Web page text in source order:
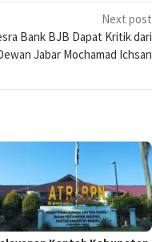
Next post
Bank BJB Dapat Kritik dari
Jabar Mochamad Ichsan